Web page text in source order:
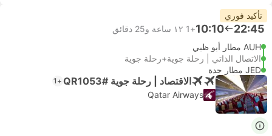
تأكيد فوري
22:45
10:10
+1
١٢ ساعة و‫25 دقائق
AUH مطار أبو ظبي
الاتصال الذاتي | رحلة جوية+رحلة جوية
JED مطار جدة
الاقتصاد | رحلة جوية #QR1053 +1
Qatar Airways